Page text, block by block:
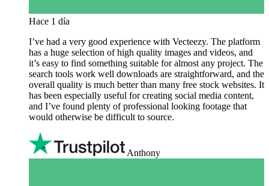
Hace 1 día
I’ve had a very good experience with Vecteezy. The platform
has a huge selection of high quality images and videos, and
it’s easy to find something suitable for almost any project. The
search tools work well downloads are straightforward, and the
overall quality is much better than many free stock websites. It
has been especially useful for creating social media content,
and I’ve found plenty of professional looking footage that
would otherwise be difficult to source.
Anthony